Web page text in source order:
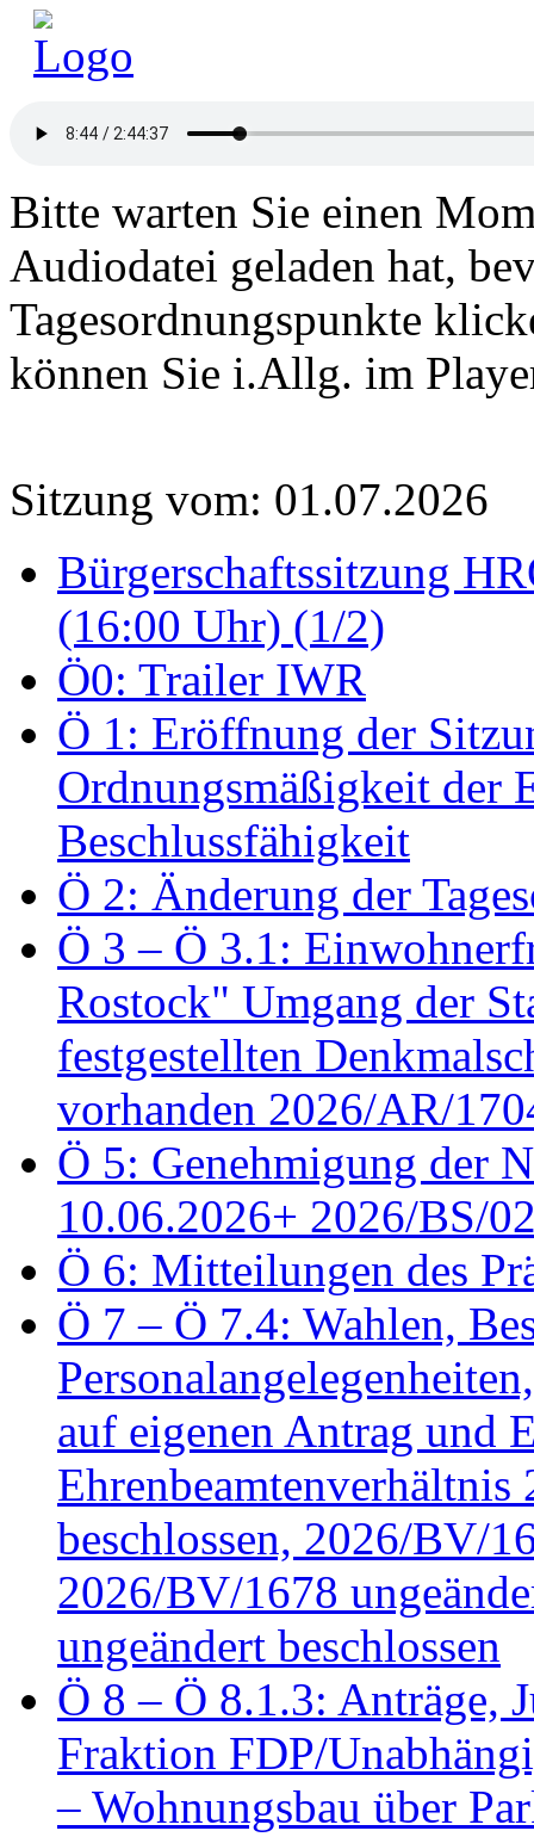
Bitte warten Sie einen
Audiodatei geladen hat,
Tagesordnungspunkte
können Sie i.Allg. im
Sitzung vom: 01.07.2026
Bürgerschaftssitzung
(16:00 Uhr) (1/2)
Ö0: Trailer IWR
Ö 1: Eröffnung der
Ordnungsmäßigkeit der
Beschlussfähigkeit
Ö 2: Änderung der
Ö 3 – Ö 3.1:
Rostock" Umgang der
festgestellten
vorhanden 2026/AR/
Ö 5: Genehmigung der
10.06.2026+ 2026/BS/
Ö 6: Mitteilungen des
Ö 7 – Ö 7.4: Wahlen,
auf eigenen Antrag und
beschlossen, 2026/BV/
2026/BV/1678
ungeändert beschlossen
Ö 8 – Ö 8.1.3: Anträge,
Fraktion FDP/
– Wohnungsbau über